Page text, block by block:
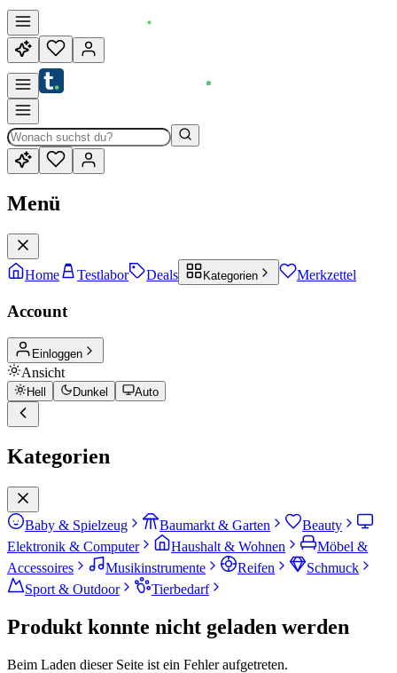
Menü
Home Testlabor Deals Kategorien Merkzettel
Account
Einloggen
Ansicht
Hell Dunkel Auto
Kategorien
Baby & Spielzeug Baumarkt & Garten
Beauty
Elektronik & Computer
Haushalt & Wohnen
Möbel &
Accessoires
Musikinstrumente Reifen
Schmuck
Sport & Outdoor
Tierbedarf
Produkt konnte nicht geladen werden
Beim Laden dieser Seite ist ein Fehler aufgetreten.